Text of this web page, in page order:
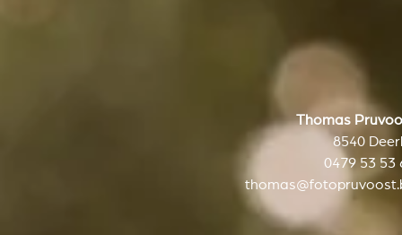
Thomas
8540
0479 53 53